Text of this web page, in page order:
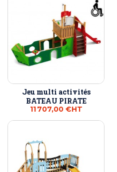
Jeu multi activités
BATEAU PIRATE
11 707,00 €HT